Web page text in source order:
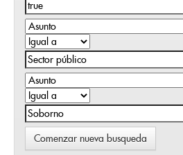
Comenzar nueva busqueda